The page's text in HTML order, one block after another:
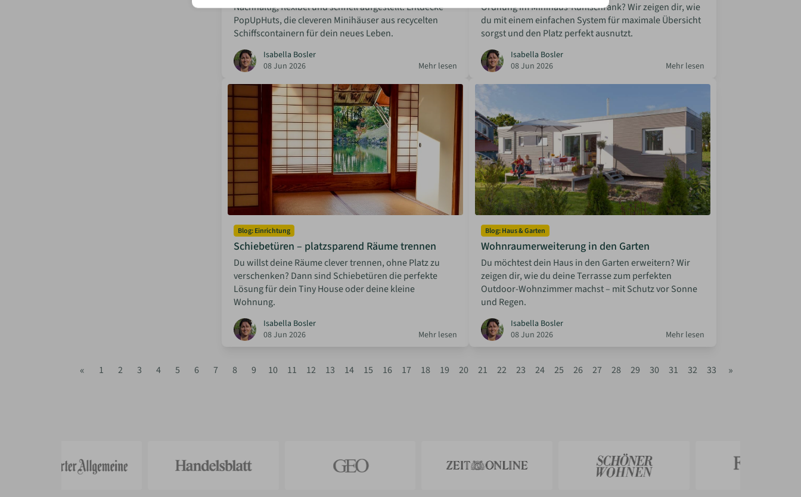
Nachhaltig, flexibel und schnell aufgestellt: Entdecke
PopUpHuts, die cleveren Minihäuser aus recycelten
Schiffscontainern für dein neues Leben.
Isabella Bosler
08 Jun 2026
Mehr lesen
Ordnung im Minihaus-Kühlschrank? Wir zeigen dir, wie
du mit einem einfachen System für maximale Übersicht
sorgst und den Platz perfekt ausnutzt.
Isabella Bosler
08 Jun 2026
Mehr lesen
Blog: Einrichtung
Schiebetüren – platzsparend Räume trennen
Du willst deine Räume clever trennen, ohne Platz zu
verschenken? Dann sind Schiebetüren die perfekte
Lösung für dein Tiny House oder deine kleine
Wohnung.
Isabella Bosler
08 Jun 2026
Mehr lesen
Blog: Haus & Garten
Wohnraumerweiterung in den Garten
Du möchtest dein Haus in den Garten erweitern? Wir
zeigen dir, wie du deine Terrasse zum perfekten
Outdoor-Wohnzimmer machst – mit Schutz vor Sonne
und Regen.
Isabella Bosler
08 Jun 2026
Mehr lesen
« 1 2 3 4 5 6 7 8 9 10 11 12 13 14 15 16 17 18 19 20 21 22 23 24 25 26 27 28 29 30 31 32 33 »